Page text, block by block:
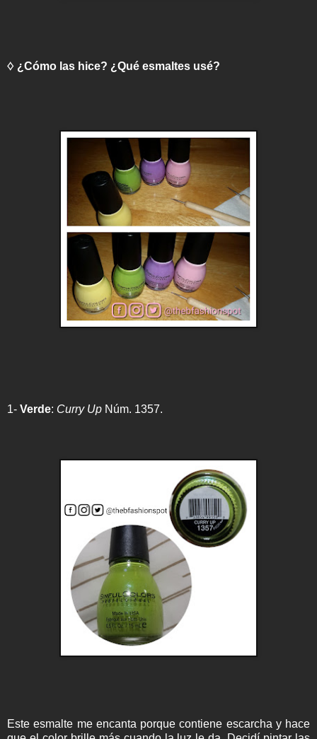
♢ ¿Cómo las hice? ¿Qué esmaltes usé?
1- Verde: Curry Up Núm. 1357.
Este esmalte me encanta porque contiene escarcha y hace